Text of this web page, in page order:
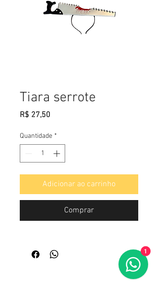
Tiara serrote
R$ 27,50
Quantidade *
Adicionar ao carrinho
Comprar
1